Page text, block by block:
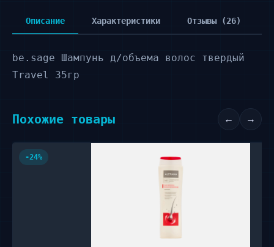
Описание Характеристики Отзывы (26)
be.sage Шампунь д/объема волос твердый
Travel 35гр
Похожие товары ← →
-24%